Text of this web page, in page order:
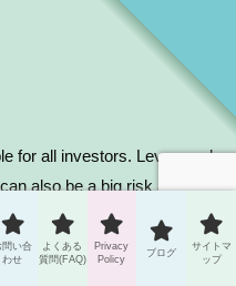
for all investors. Leveraged
also be a big risk and
objectives, degree of
deciding on forex trading.
investment. Therefore,
問い合
わせ
よくある
質問(FAQ)
Privacy
Policy
ブログ
サイトマ
ップ